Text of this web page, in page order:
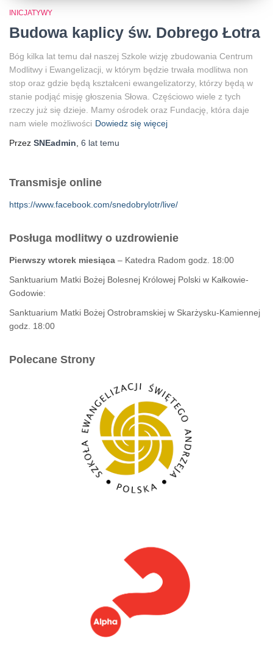
INICJATYWY
Budowa kaplicy św. Dobrego Łotra
Bóg kilka lat temu dał naszej Szkole wizję zbudowania Centrum
Modlitwy i Ewangelizacji, w którym będzie trwała modlitwa non
stop oraz gdzie będą kształceni ewangelizatorzy, którzy będą w
stanie podjąć misję głoszenia Słowa. Częściowo wiele z tych
rzeczy już się dzieje. Mamy ośrodek oraz Fundację, która daje
nam wiele możliwości Dowiedz się więcej
Przez SNEadmin, 6 lat temu
Transmisje online
https://www.facebook.com/snedobrylotr/live/
Posługa modlitwy o uzdrowienie
Pierwszy wtorek miesiąca – Katedra Radom godz. 18:00
Sanktuarium Matki Bożej Bolesnej Królowej Polski w Kałkowie-
Godowie:
Sanktuarium Matki Bożej Ostrobramskiej w Skarżysku-Kamiennej
godz. 18:00
Polecane Strony